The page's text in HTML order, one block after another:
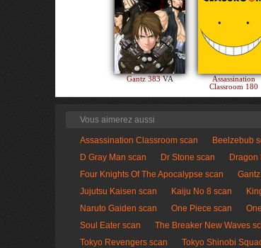
Gantz 383VA
Assassination
Classroom 180
Vous aimerez aussi
Assassination Classroom scan Beelzebub
D Gray Man scan
Dr Stone scan Dragon
Four Knights Of The Apocalypse scan
Jujutsu Kaisen scan
Kaiju No 8 scan
Naruto Gaiden scan
One Piece scan
Soul Eater scan
The Breaker New Waves
Tokyo Revengers scan
Tokyo Shinobi